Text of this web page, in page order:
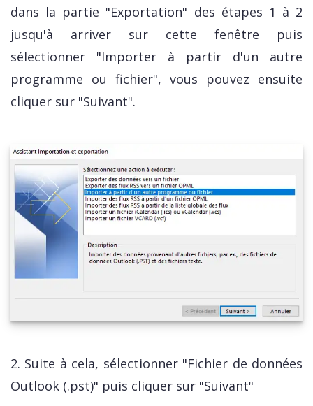
dans la partie "Exportation" des étapes 1 à 2
jusqu'à arriver sur cette fenêtre puis
sélectionner "Importer à partir d'un autre
programme ou fichier", vous pouvez ensuite
cliquer sur "Suivant".
2. Suite à cela, sélectionner "Fichier de données
Outlook (.pst)" puis cliquer sur "Suivant"